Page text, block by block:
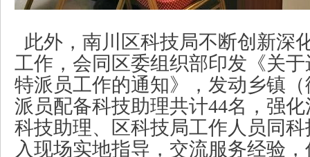
此外，南川区科技局不断创新深
工作，会同区委组织部印发《关
特派员工作的通知》，发动乡镇
派员配备科技助理共计44名，强
科技助理、区科技局工作人员同
入现场实地指导，交流服务经验